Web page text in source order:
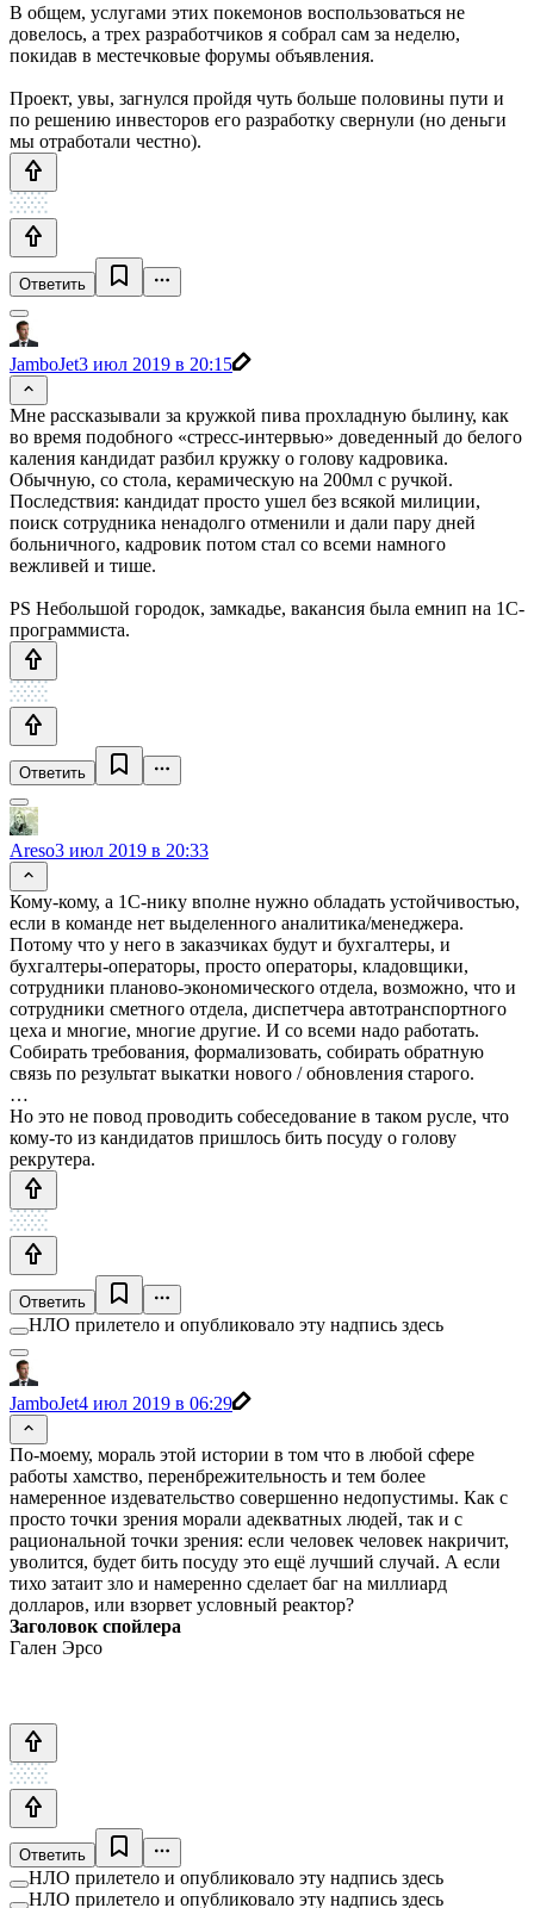
В общем, услугами этих покемонов воспользоваться не
довелось, а трех разработчиков я собрал сам за неделю,
покидав в местечковые форумы объявления.
Проект, увы, загнулся пройдя чуть больше половины пути и
по решению инвесторов его разработку свернули (но деньги
мы отработали честно).
Ответить
JamboJet3 июл 2019 в 20:15
Мне рассказывали за кружкой пива прохладную былину, как
во время подобного «стресс-интервью» доведенный до белого
каления кандидат разбил кружку о голову кадровика.
Обычную, со стола, керамическую на 200мл с ручкой.
Последствия: кандидат просто ушел без всякой милиции,
поиск сотрудника ненадолго отменили и дали пару дней
больничного, кадровик потом стал со всеми намного
вежливей и тише.
PS Небольшой городок, замкадье, вакансия была емнип на 1С-
программиста.
Ответить
Areso3 июл 2019 в 20:33
Кому-кому, а 1С-нику вполне нужно обладать устойчивостью,
если в команде нет выделенного аналитика/менеджера.
Потому что у него в заказчиках будут и бухгалтеры, и
бухгалтеры-операторы, просто операторы, кладовщики,
сотрудники планово-экономического отдела, возможно, что и
сотрудники сметного отдела, диспетчера автотранспортного
цеха и многие, многие другие. И со всеми надо работать.
Собирать требования, формализовать, собирать обратную
связь по результат выкатки нового / обновления старого.
…
Но это не повод проводить собеседование в таком русле, что
кому-то из кандидатов пришлось бить посуду о голову
рекрутера.
Ответить
НЛО прилетело и опубликовало эту надпись здесь
JamboJet4 июл 2019 в 06:29
По-моему, мораль этой истории в том что в любой сфере
работы хамство, перенбрежительность и тем более
намеренное издевательство совершенно недопустимы. Как с
просто точки зрения морали адекватных людей, так и с
рациональной точки зрения: если человек человек накричит,
уволится, будет бить посуду это ещё лучший случай. А если
тихо затаит зло и намеренно сделает баг на миллиард
долларов, или взорвет условный реактор?
Заголовок спойлера
Гален Эрсо
Ответить
НЛО прилетело и опубликовало эту надпись здесь
НЛО прилетело и опубликовало эту надпись здесь